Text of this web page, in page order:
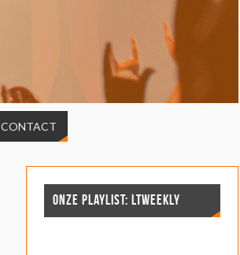
CONTACT
ONZE PLAYLIST: LTWEEKLY